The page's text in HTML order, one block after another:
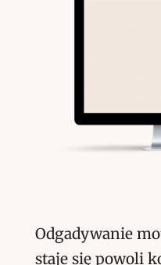
Odgadywanie
staje się powoli